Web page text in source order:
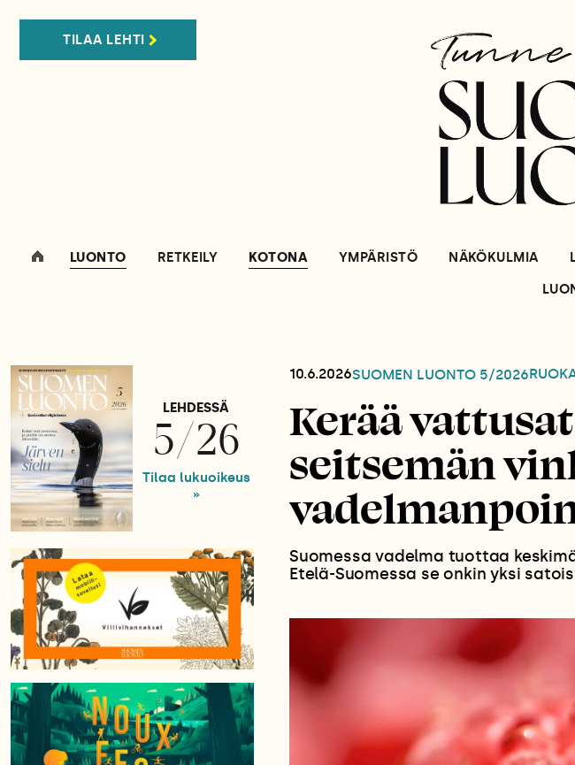
TILAA LEHTI
LUONTO RETKEILY KOTONA YMPÄRISTÖ NÄKÖKULMIA
LEHDESSÄ
5/26
Tilaa lukuoikeus
»
10.6.2026SUOMEN LUONTO 5/2026
Kerää
seitsemän
Suomessa vadelma tuottaa
Etelä-Suomessa se onkin yksi